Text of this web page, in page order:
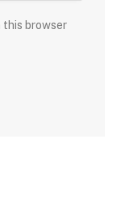
this browser